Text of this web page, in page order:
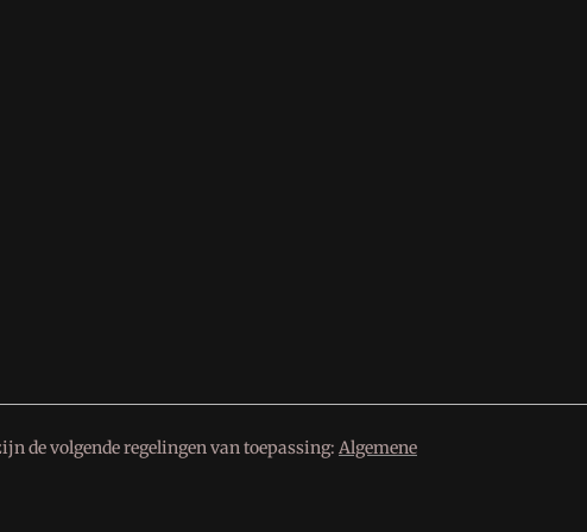
de volgende regelingen van toepassing: Algemene